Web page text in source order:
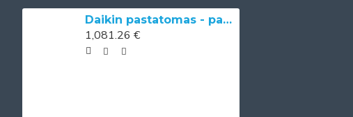
Daikin pastatomas - pakabinamas ventiliatorinis konvektorius (fankoilas) 3.20 kW
1,081.26 €